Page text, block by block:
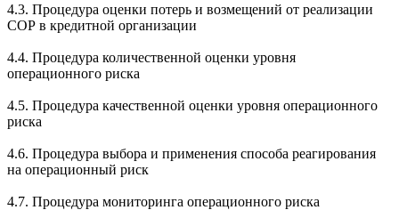
4.3. Процедура оценки потерь и возмещений от реализации
СОР в кредитной организации
4.4. Процедура количественной оценки уровня
операционного риска
4.5. Процедура качественной оценки уровня операционного
риска
4.6. Процедура выбора и применения способа реагирования
на операционный риск
4.7. Процедура мониторинга операционного риска